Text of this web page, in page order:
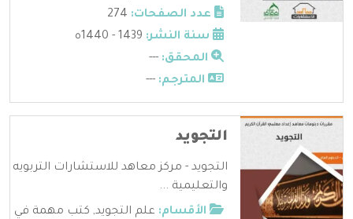
عدد الصفحات:
سنة النشر:
المحقق: ---
المترجم: ---
التجويد
التجويد - مركز معاهد للاستشارات التربويه
والتعليمية ...
الأقسام: علم التجويد, كتب مهمة في